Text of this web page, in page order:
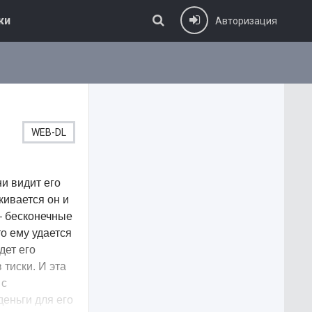
Авторизация
WEB-DL
видит его
он и
бесконечные
ему удается
его
И эта
для его